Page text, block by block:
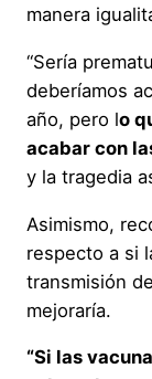
manera
“Sería
deberíamos
año, pero lo
acabar con
y la tragedia
Asimismo,
respecto a si
transmisión
mejoraría.
“Si las